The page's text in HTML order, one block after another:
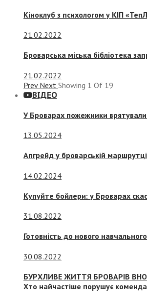
Кіноклуб з психологом у КІП
21.02.2022
Броварська міська бібліотека
21.02.2022
Prev Next Showing 1 Of 19
ВІДЕО
У Броварах пожежники
13.05.2024
Апгрейд у броварській
14.02.2024
Купуйте бойлери: у Броварах
31.08.2022
Готовність до нового
30.08.2022
БУРХЛИВЕ ЖИТТЯ БРОВАРІВ
Хто найчастіше порушує